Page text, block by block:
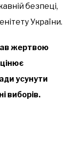
безпеці,
України.
жертвою
усунути
виборів.